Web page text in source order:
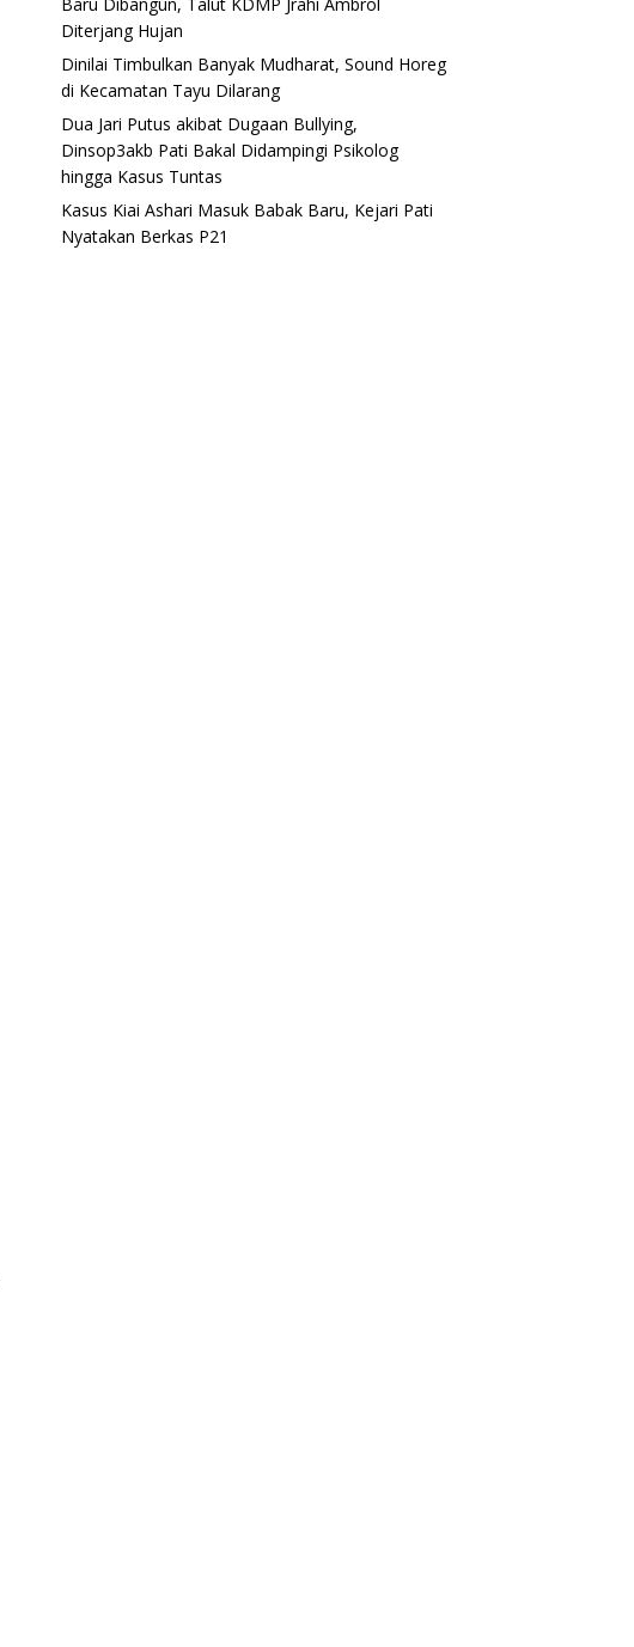
Diterjang Hujan
Dinilai Timbulkan Banyak Mudharat, Sound Horeg
di Kecamatan Tayu Dilarang
Dua Jari Putus akibat Dugaan Bullying,
Dinsop3akb Pati Bakal Didampingi Psikolog
hingga Kasus Tuntas
Kasus Kiai Ashari Masuk Babak Baru, Kejari Pati
Nyatakan Berkas P21